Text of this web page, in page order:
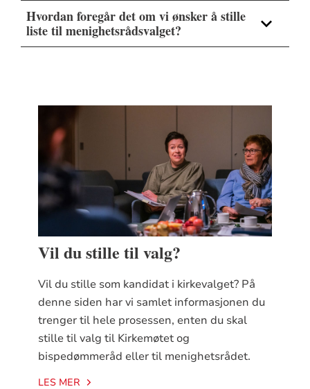
Hvordan foregår det om vi ønsker å stille
liste til menighetsrådsvalget?
Vil du stille til valg?
Vil du stille som kandidat i kirkevalget? På
denne siden har vi samlet informasjonen du
trenger til hele prosessen, enten du skal
stille til valg til Kirkemøtet og
bispedømmeråd eller til menighetsrådet.
LES MER